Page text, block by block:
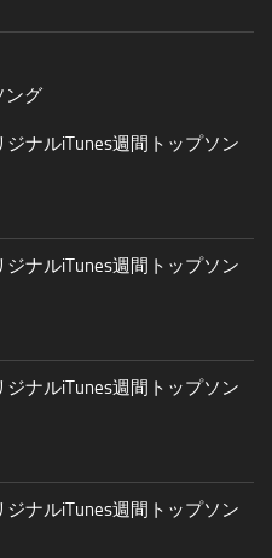
ング
ナルiTunes週間トップソン
ナルiTunes週間トップソン
ナルiTunes週間トップソン
ナルiTunes週間トップソン